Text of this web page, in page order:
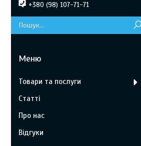
+380 (98) 107-71-71
Товари та послуги
Статті
Про нас
Відгуки